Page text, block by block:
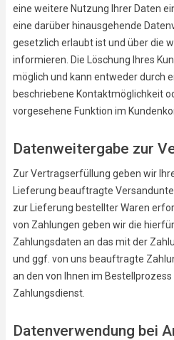
eine weitere Nutzung Ihrer Daten
eine darüber hinausgehende
gesetzlich erlaubt ist und über die
informieren. Die Löschung Ihres
möglich und kann entweder durch
beschriebene Kontaktmöglichkeit
vorgesehene Funktion im
Datenweitergabe zur
Zur Vertragserfüllung geben wir
Lieferung beauftragte
zur Lieferung bestellter Waren
von Zahlungen geben wir die
Zahlungsdaten an das mit der
und ggf. von uns beauftragte
an den von Ihnen im
Zahlungsdienst.
Datenverwendung bei